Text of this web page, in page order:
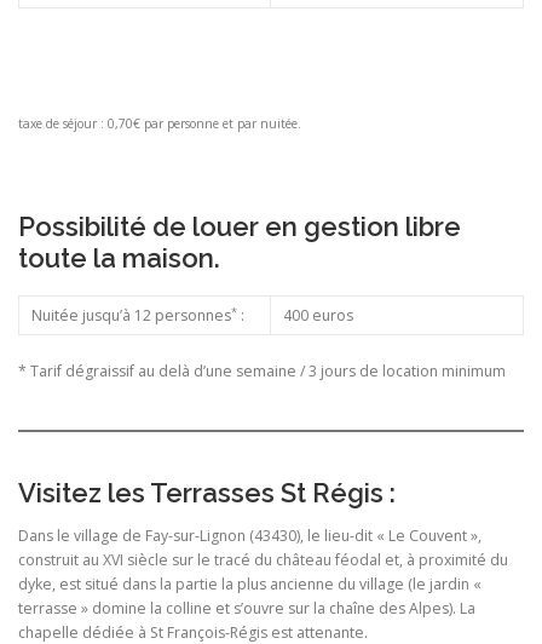
taxe de séjour : 0,70€ par personne et par nuitée.
Possibilité de louer en gestion libre
toute la maison.
Nuitée jusqu’à 12 personnes*: 400 euros
* Tarif dégraissif au delà d’une semaine / 3 jours de location minimum
Visitez les Terrasses St Régis :
Dans le village de Fay-sur-Lignon (43430), le lieu-dit « Le Couvent »,
construit au XVI siècle sur le tracé du château féodal et, à proximité du
dyke, est situé dans la partie la plus ancienne du village (le jardin «
terrasse » domine la colline et s’ouvre sur la chaîne des Alpes). La
chapelle dédiée à St François-Régis est attenante.